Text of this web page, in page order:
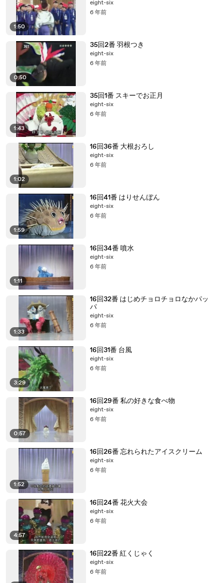
1:50
eight-six
6 年前
0:50
35回2番 羽根つき
eight-six
6 年前
1:43
35回1番 スキーでお正月
eight-six
6 年前
1:02
16回36番 大根おろし
eight-six
6 年前
1:59
16回41番 はりせんぼん
eight-six
6 年前
1:11
16回34番 噴水
eight-six
6 年前
1:33
16回32番 はじめチョロチョロなかパッ
パ
eight-six
6 年前
3:29
16回31番 台風
eight-six
6 年前
0:57
16回29番 私の好きな食べ物
eight-six
6 年前
1:52
16回26番 忘れられたアイスクリーム
eight-six
6 年前
4:57
16回24番 花火大会
eight-six
6 年前
16回22番 紅くじゃく
eight-six
6 年前